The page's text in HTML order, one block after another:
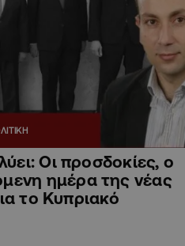
Οι προσδοκίες, ο
ημέρα της νέας
το Κυπριακό